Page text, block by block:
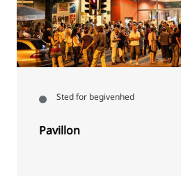
Sted for begivenhed
Pavillon